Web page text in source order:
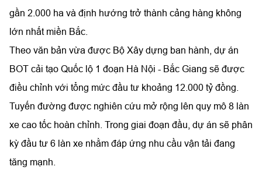
gần 2.000 ha và định hướng trở thành cảng hàng không
lớn nhất miền Bắc.
Theo văn bản vừa được Bộ Xây dựng ban hành, dự án
BOT cải tạo Quốc lộ 1 đoạn Hà Nội - Bắc Giang sẽ được
điều chỉnh với tổng mức đầu tư khoảng 12.000 tỷ đồng.
Tuyến đường được nghiên cứu mở rộng lên quy mô 8 làn
xe cao tốc hoàn chỉnh. Trong giai đoạn đầu, dự án sẽ phân
kỳ đầu tư 6 làn xe nhằm đáp ứng nhu cầu vận tải đang
tăng mạnh.